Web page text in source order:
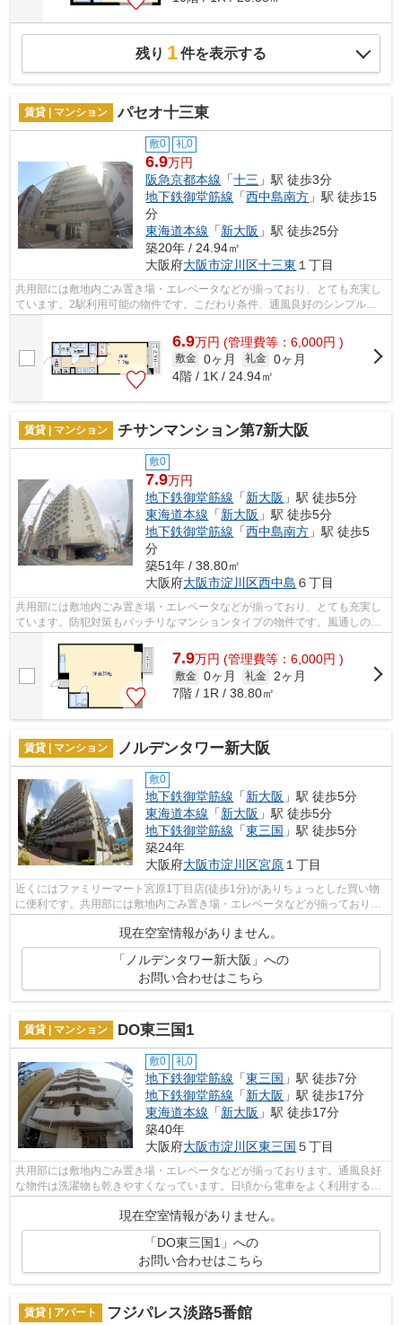
残り 1件を表示する
賃貸 | マンション パセオ十三東
敷0 礼0
6.9万円
阪急京都本線 「十三 」駅 徒歩3分
地下鉄御堂筋線 「西中島南方 」駅 徒歩15
分
東海道本線 「新大阪 」駅 徒歩25分
築20年 / 24.94㎡
大阪府大阪市淀川区十三東 １丁目
共用部には敷地内ごみ置き場・エレベータなどが揃っており、とても充実し
ています。2駅利用可能の物件です。こだわり条件、通風良好のシンプルな
6.9万円 (管理費等：6,000円 )
敷金 0ヶ月 礼金 0ヶ月
4階 / 1K / 24.94㎡
賃貸 | マンション チサンマンション第7新大阪
敷0
7.9万円
地下鉄御堂筋線 「新大阪 」駅 徒歩5分
東海道本線 「新大阪 」駅 徒歩5分
地下鉄御堂筋線 「西中島南方 」駅 徒歩5
分
築51年 / 38.80㎡
大阪府大阪市淀川区西中島 ６丁目
共用部には敷地内ごみ置き場・エレベータなどが揃っており、とても充実し
ています。防犯対策もバッチリなマンションタイプの物件です。風通しの良
い物件は利便性が高く好条件です。付...
7.9万円 (管理費等：6,000円 )
敷金 0ヶ月 礼金 2ヶ月
7階 / 1R / 38.80㎡
賃貸 | マンション ノルデンタワー新大阪
敷0
地下鉄御堂筋線 「新大阪 」駅 徒歩5分
東海道本線 「新大阪 」駅 徒歩5分
地下鉄御堂筋線 「東三国 」駅 徒歩5分
築24年
大阪府大阪市淀川区宮原 １丁目
近くにはファミリーマート宮原1丁目店(徒歩1分)がありちょっとした買い物
に便利です。共用部には敷地内ごみ置き場・エレベータなどが揃っており、
とても充実しています。防犯対策もバ...
現在空室情報がありません。
「ノルデンタワー新大阪」への
お問い合わせはこちら
賃貸 | マンション DO東三国1
敷0 礼0
地下鉄御堂筋線 「東三国 」駅 徒歩7分
地下鉄御堂筋線 「新大阪 」駅 徒歩17分
東海道本線 「新大阪 」駅 徒歩17分
築40年
大阪府大阪市淀川区東三国 ５丁目
共用部には敷地内ごみ置き場・エレベータなどが揃っております。通風良好
な物件は洗濯物も乾きやすくなっています。日頃から電車をよく利用するな
現在空室情報がありません。
「DO東三国1」への
お問い合わせはこちら
賃貸 | アパート フジパレス淡路5番館